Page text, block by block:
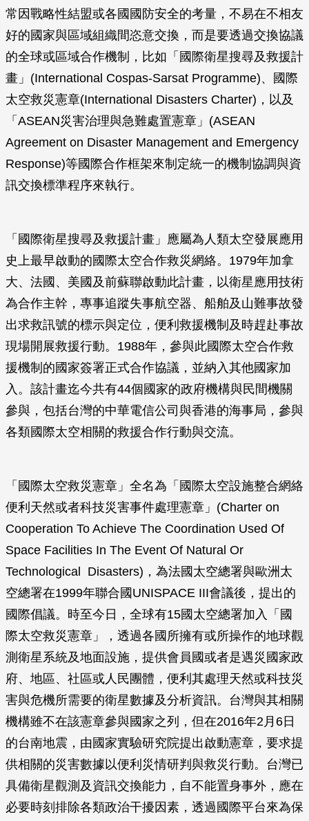
常因戰略性結盟或各國國防安全的考量，不易在不相友
好的國家與區域組織間恣意交換，而是要透過交換協議
的全球或區域合作機制，比如「國際衛星搜尋及救援計
畫」(International Cospas-Sarsat Programme)、國際
太空救災憲章(International Disasters Charter)，以及
「ASEAN災害治理與急難處置憲章」(ASEAN
Agreement on Disaster Management and Emergency
Response)等國際合作框架來制定統一的機制協調與資
訊交換標準程序來執行。
「國際衛星搜尋及救援計畫」應屬為人類太空發展應用
史上最早啟動的國際太空合作救災網絡。1979年加拿
大、法國、美國及前蘇聯啟動此計畫，以衛星應用技術
為合作主幹，專事追蹤失事航空器、船舶及山難事故發
出求救訊號的標示與定位，便利救援機制及時趕赴事故
現場開展救援行動。1988年，參與此國際太空合作救
援機制的國家簽署正式合作協議，並納入其他國家加
入。該計畫迄今共有44個國家的政府機構與民間機關
參與，包括台灣的中華電信公司與香港的海事局，參與
各類國際太空相關的救援合作行動與交流。
「國際太空救災憲章」全名為「國際太空設施整合網絡
便利天然或者科技災害事件處理憲章」(Charter on
Cooperation To Achieve The Coordination Used Of
Space Facilities In The Event Of Natural Or
Technological Disasters)，為法國太空總署與歐洲太
空總署在1999年聯合國UNISPACE III會議後，提出的
國際倡議。時至今日，全球有15國太空總署加入「國
際太空救災憲章」，透過各國所擁有或所操作的地球觀
測衛星系統及地面設施，提供會員國或者是遇災國家政
府、地區、社區或人民團體，便利其處理天然或科技災
害與危機所需要的衛星數據及分析資訊。台灣與其相關
機構雖不在該憲章參與國家之列，但在2016年2月6日
的台南地震，由國家實驗研究院提出啟動憲章，要求提
供相關的災害數據以便利災情研判與救災行動。台灣已
具備衛星觀測及資訊交換能力，自不能置身事外，應在
必要時刻排除各類政治干擾因素，透過國際平台來為保